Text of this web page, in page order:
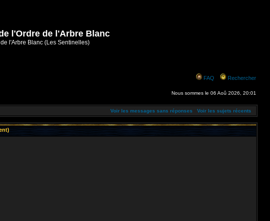
l'Ordre de l'Arbre Blanc
l'Arbre Blanc (Les Sentinelles)
FAQ Rechercher
Nous sommes le 06 Aoû 2026, 20:01
Voir les messages sans réponses Voir les sujets récents